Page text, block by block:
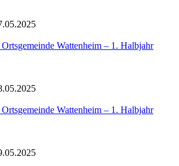
Wattenheim – 1. Halbjahr
Wattenheim – 1. Halbjahr